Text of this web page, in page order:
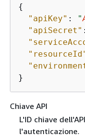
{
"apiKey" : "
"apiSecret"
}
Chiave API
L'ID chiave
l'autenticazione.